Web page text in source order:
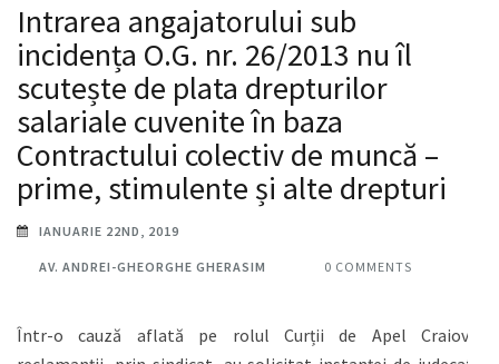
Intrarea angajatorului sub
incidența O.G. nr. 26/2013 nu îl
scutește de plata drepturilor
salariale cuvenite în baza
Contractului colectiv de muncă –
prime, stimulente și alte drepturi
IANUARIE 22ND, 2019
AV. ANDREI-GHEORGHE GHERASIM 0 COMMENTS
Într-o cauză aflată pe rolul Curții de Apel Craiova,